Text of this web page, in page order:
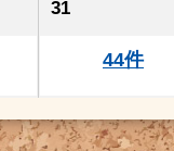
31
44件